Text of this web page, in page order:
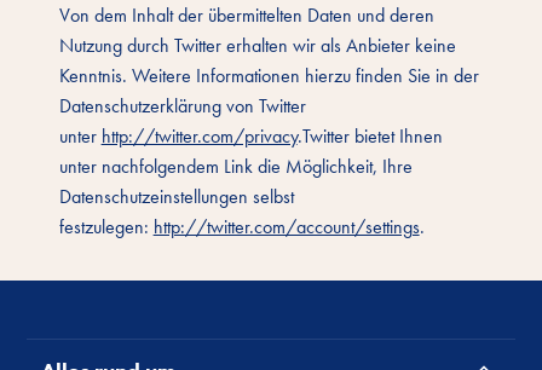
Von dem Inhalt der übermittelten Daten und deren
Nutzung durch Twitter erhalten wir als Anbieter keine
Kenntnis. Weitere Informationen hierzu finden Sie in der
Datenschutzerklärung von Twitter
unter http://twitter.com/privacy.Twitter bietet Ihnen
unter nachfolgendem Link die Möglichkeit, Ihre
Datenschutzeinstellungen selbst
festzulegen: http://twitter.com/account/settings.